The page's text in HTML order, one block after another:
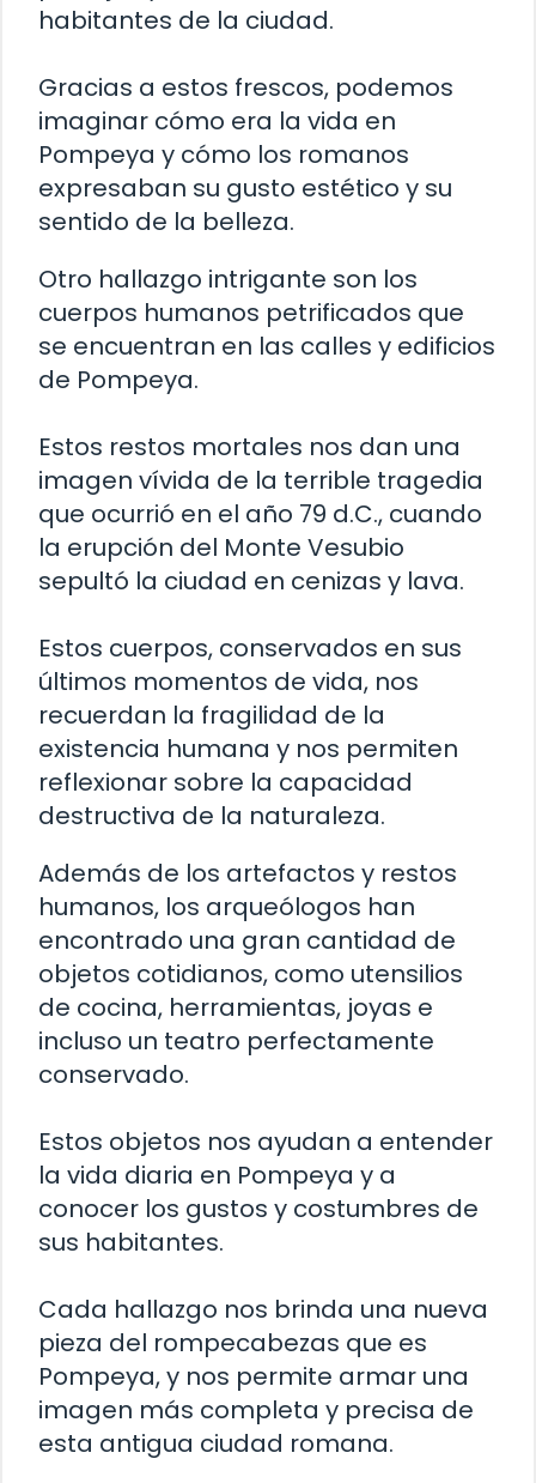
habitantes de la ciudad.
Gracias a estos frescos, podemos
imaginar cómo era la vida en
Pompeya y cómo los romanos
expresaban su gusto estético y su
sentido de la belleza.
Otro hallazgo intrigante son los
cuerpos humanos petrificados que
se encuentran en las calles y edificios
de Pompeya.
Estos restos mortales nos dan una
imagen vívida de la terrible tragedia
que ocurrió en el año 79 d.C., cuando
la erupción del Monte Vesubio
sepultó la ciudad en cenizas y lava.
Estos cuerpos, conservados en sus
últimos momentos de vida, nos
recuerdan la fragilidad de la
existencia humana y nos permiten
reflexionar sobre la capacidad
destructiva de la naturaleza.
Además de los artefactos y restos
humanos, los arqueólogos han
encontrado una gran cantidad de
objetos cotidianos, como utensilios
de cocina, herramientas, joyas e
incluso un teatro perfectamente
conservado.
Estos objetos nos ayudan a entender
la vida diaria en Pompeya y a
conocer los gustos y costumbres de
sus habitantes.
Cada hallazgo nos brinda una nueva
pieza del rompecabezas que es
Pompeya, y nos permite armar una
imagen más completa y precisa de
esta antigua ciudad romana.